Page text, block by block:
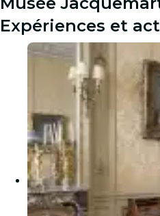
Expériences et